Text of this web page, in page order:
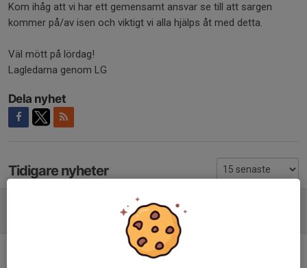
Kom ihåg att vi har ett gemensamt ansvar se till att sargen
kommer på/av isen och viktigt vi alla hjälps åt med detta.
Väl mött på lördag!
Lagledarna genom LG
Dela nyhet
Tidigare nyheter
Poolspel 14/02 för Team13 på Zinken
0
Poolspel 20/12 för Team13 på Zinken